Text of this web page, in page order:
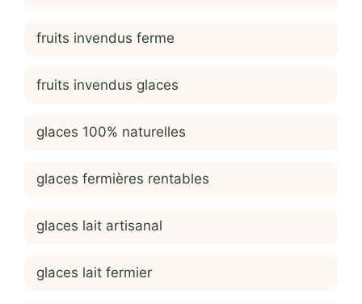
fruits invendus ferme
fruits invendus glaces
glaces 100% naturelles
glaces fermières rentables
glaces lait artisanal
glaces lait fermier